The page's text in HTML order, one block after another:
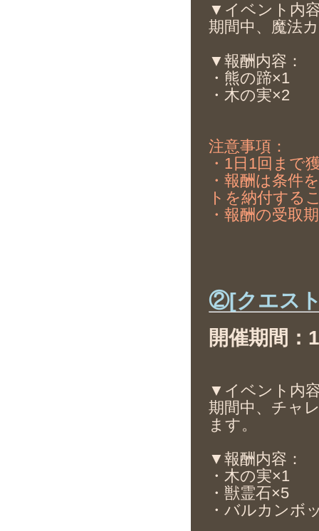
▼イベント内
期間中、魔法
▼報酬内容：
・熊の蹄×1
・木の実×2
注意事項：
・1日1回まで
・報酬は条件
トを納付する
・報酬の受取
②[クエス
開催期間：
▼イベント内
期間中、チャ
ます。
▼報酬内容：
・木の実×1
・獣霊石×5
・バルカンボ